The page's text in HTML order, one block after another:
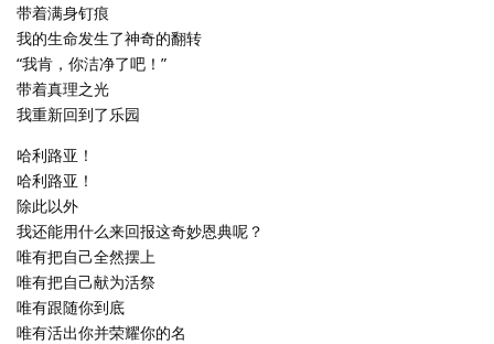
带着满身钉痕
我的生命发生了神奇的翻转
“我肯，你洁净了吧！”
带着真理之光
我重新回到了乐园
哈利路亚！
哈利路亚！
除此以外
我还能用什么来回报这奇妙恩典呢？
唯有把自己全然摆上
唯有把自己献为活祭
唯有跟随你到底
唯有活出你并荣耀你的名